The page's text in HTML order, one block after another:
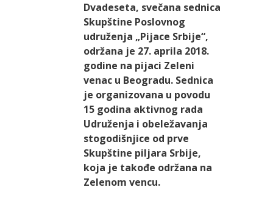
Dvadeseta, svečana sednica
Skupštine Poslovnog
udruženja „Pijace Srbije“,
održana je 27. aprila 2018.
godine na pijaci Zeleni
venac u Beogradu. Sednica
je organizovana u povodu
15 godina aktivnog rada
Udruženja i obeležavanja
stogodišnjice od prve
Skupštine piljara Srbije,
koja je takođe održana na
Zelenom vencu.